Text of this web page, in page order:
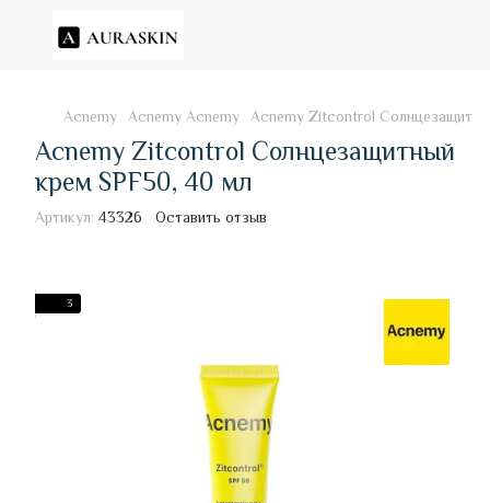
Acnemy Acnemy Acnemy Acnemy Zitcontrol
Acnemy Zitcontrol Солнцезащитный
крем SPF50, 40 мл
Артикул: 43326 Оставить отзыв
3